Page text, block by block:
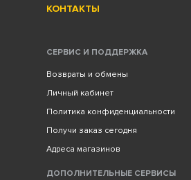
КОНТАКТЫ
СЕРВИС И ПОДДЕРЖКА
Возвраты и обмены
Личный кабинет
Политика конфиденциальности
Получи заказ сегодня
Адреса магазинов
ДОПОЛНИТЕЛЬНЫЕ СЕРВИСЫ